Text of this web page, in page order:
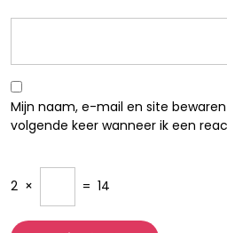
Mijn naam, e-mail en site
volgende keer wanneer ik een
2 × = 14